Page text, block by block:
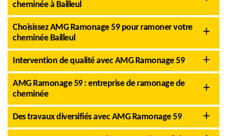
cheminée à Bailleul
Choisissez AMG Ramonage 59 pour ramoner votre
cheminée Bailleul
Intervention de qualité avec AMG Ramonage 59
AMG Ramonage 59 : entreprise de ramonage de
cheminée
Des travaux diversifiés avec AMG Ramonage 59